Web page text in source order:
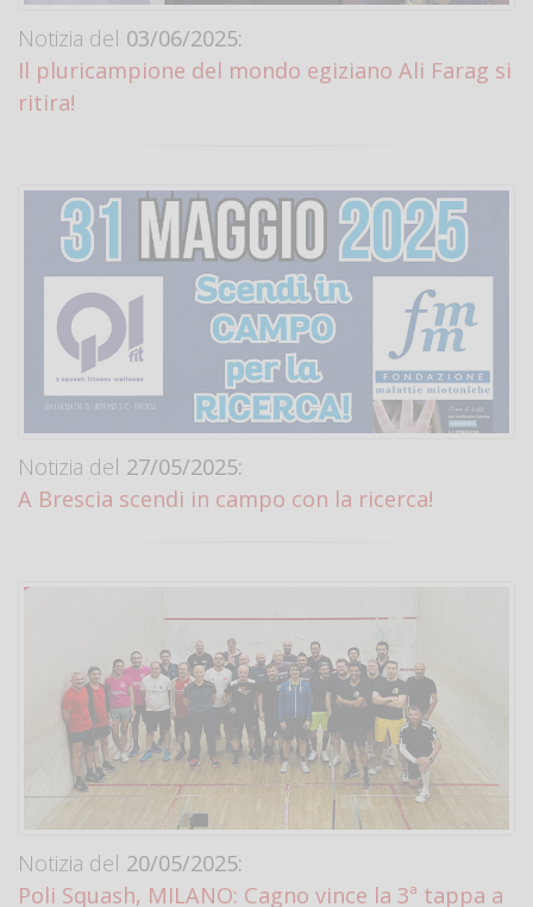
Notizia del 03/06/2025:
Il pluricampione del mondo egiziano Ali Farag si
ritira!
Notizia del 27/05/2025:
A Brescia scendi in campo con la ricerca!
Notizia del 20/05/2025:
Poli Squash, MILANO: Cagno vince la 3ª tappa a